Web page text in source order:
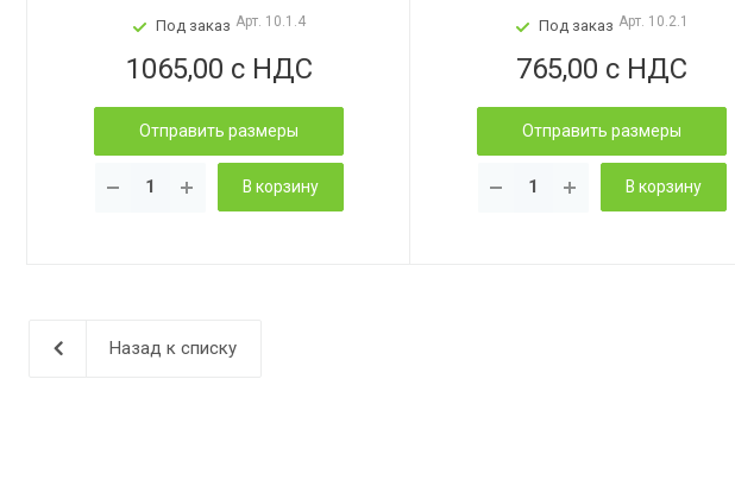
Под заказ Арт. 10.1.4
1065,00 с НДС
Отправить размеры
В корзину
Под заказ Арт. 10.2.1
765,00 с НДС
Отправить размеры
В корзину
Назад к списку